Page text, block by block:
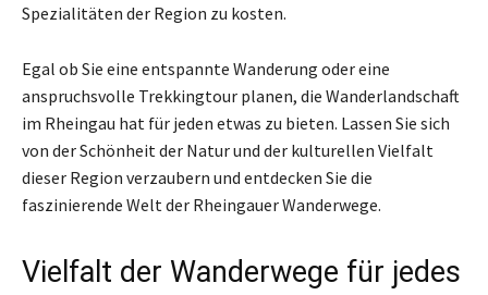
Spezialitäten der Region zu kosten.
Egal ob Sie eine entspannte Wanderung oder eine
anspruchsvolle Trekkingtour planen, die Wanderlandschaft
im Rheingau hat für jeden etwas zu bieten. Lassen Sie sich
von der Schönheit der Natur und der kulturellen Vielfalt
dieser Region verzaubern und entdecken Sie die
faszinierende Welt der Rheingauer Wanderwege.
Vielfalt der Wanderwege für jedes